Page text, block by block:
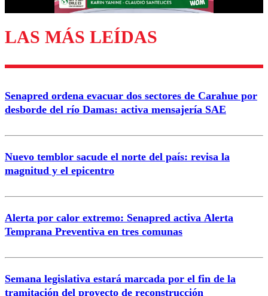
Enviar comentario
LAS MÁS LEÍDAS
Senapred ordena evacuar dos sectores de Carahue por
desborde del río Damas: activa mensajería SAE
Nuevo temblor sacude el norte del país: revisa la
magnitud y el epicentro
Alerta por calor extremo: Senapred activa Alerta
Temprana Preventiva en tres comunas
Semana legislativa estará marcada por el fin de la
tramitación del proyecto de reconstrucción